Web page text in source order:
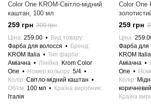
Color One KROM-Світло-мідний
каштан, 100 мл
259 грн 300 грн
Ціна 259.00
Вид товару
Фарба для волосся
Бренд
KROM Italia
Тип фарби
Аміачна
Лінійка Krom Color
One
Номер кольору 5/4
Колір Світло-мідний каштан
Об'єм 100 мл
Країна виробник
Італія
Color One
100 мл
259 грн
Ціна
Фарба для
KROM Italia
Аміачна
One
Колір
коричневий
Країна